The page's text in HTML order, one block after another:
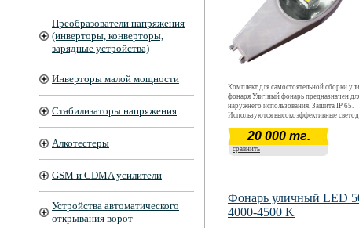
Преобразователи напряжения
(инверторы, конверторы,
зарядные устройства)
Инверторы малой мощности
Стабилизаторы напряжения
Алкотестеры
GSM и CDMA усилители
Устройства автоматического
открывания ворот
Комплект для самостоятельной сборки
фонаря Уличный фонарь предназначен
наружнего использования. Защита IP 65.
Используются высокоэффективные
20 Вт. Цветовая температура 4000 К -
Срок окупаемости ~ 12 месяцев. Срок
эксплуатации более 5 лет.
20 000 тг.
сравнить
Фонарь уличный LED
4000-4500 K